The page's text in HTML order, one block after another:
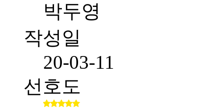
박두영
작성일
20-03-11
선호도